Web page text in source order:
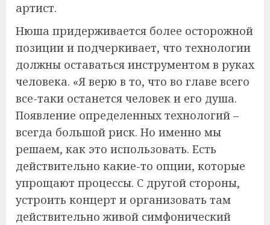
артист.
Нюша придерживается более осторожной
позиции и подчеркивает, что технологии
должны оставаться инструментом в руках
человека. «Я верю в то, что во главе всего
все-таки останется человек и его душа.
Появление определенных технологий –
всегда большой риск. Но именно мы
решаем, как это использовать. Есть
действительно какие-то опции, которые
упрощают процессы. С другой стороны,
устроить концерт и организовать там
действительно живой симфонический